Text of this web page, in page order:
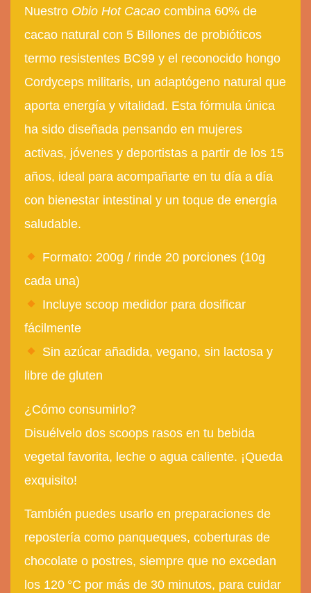
Nuestro Obio Hot Cacao combina 60% de
cacao natural con 5 Billones de probióticos
termo resistentes BC99 y el reconocido hongo
Cordyceps militaris, un adaptógeno natural que
aporta energía y vitalidad. Esta fórmula única
ha sido diseñada pensando en mujeres
activas, jóvenes y deportistas a partir de los 15
años, ideal para acompañarte en tu día a día
con bienestar intestinal y un toque de energía
saludable.
Formato: 200g / rinde 20 porciones (10g
cada una)
Incluye scoop medidorpara dosificar
fácilmente
Sin azúcar añadida, vegano, sin lactosay
libre de gluten
¿Cómo consumirlo?
Disuélvelo dos scoops rasos en tu bebida
vegetal favorita, leche o agua caliente. ¡Queda
exquisito!
También puedes usarlo en preparaciones de
repostería como panqueques, coberturas de
chocolate o postres, siempre que no excedan
los 120 °C por más de 30 minutos, para cuidar